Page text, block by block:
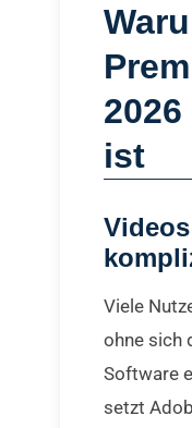
ist
Viele
ohne sich
Software
setzt